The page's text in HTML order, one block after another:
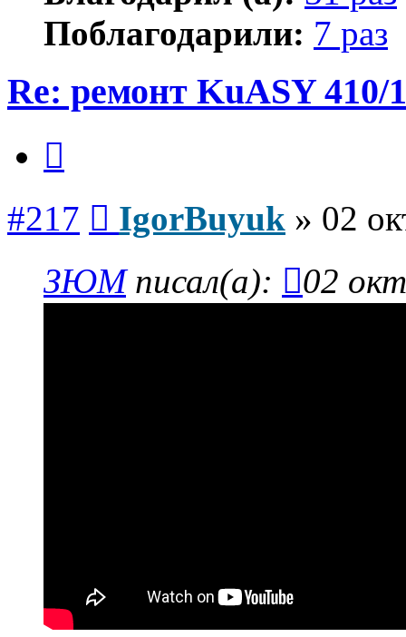
Поблагодарили: 7 раз
Re: ремонт KuASY 410/
#217 IgorBuyuk » 02
ЗЮМписал(а): 02